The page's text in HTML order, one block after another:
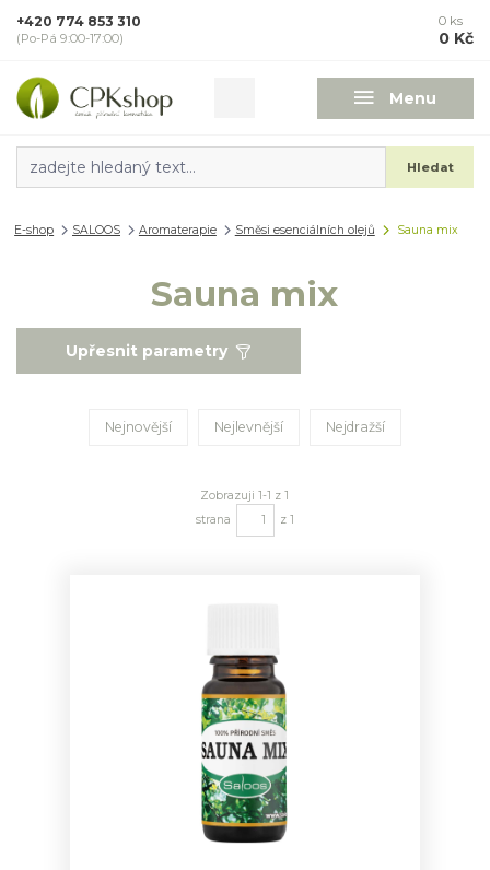
Menu
Hledat
+420 774 853 310
(Po-Pá 9:00-17:00)
0 ks
0 Kč
E-shop SALOOS Aromaterapie Směsi esenciálních olejů Sauna mix
Sauna mix
Upřesnit parametry
Nejnovější Nejlevnější Nejdražší
Zobrazuji 1-1 z 1
strana
z 1